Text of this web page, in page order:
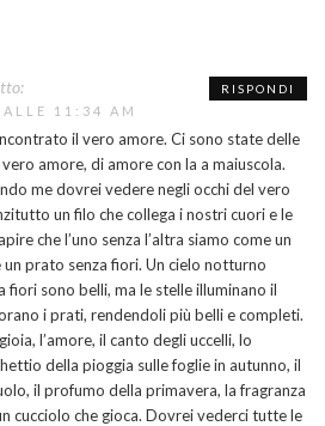
11:34 AM
il vero amore. Ci sono state delle
amore, di amore con la a maiuscola.
me dovrei vedere negli occhi del vero
un filo che collega i nostri cuori e le
che l’uno senza l’altra siamo come un
prato senza fiori. Un cielo notturno
fiori sono belli, ma le stelle illuminano il
i prati, rendendoli più belli e completi.
l’amore, il canto degli uccelli, lo
della pioggia sulle foglie in autunno, il
il profumo della primavera, la fragranza
cucciolo che gioca. Dovrei vederci tutte le
RISPONDI